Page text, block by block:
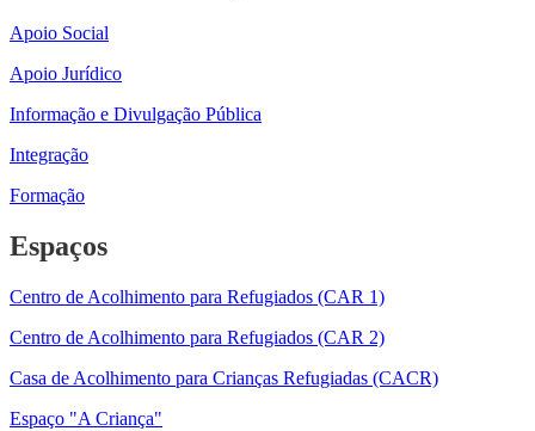
Apoio Social
Apoio Jurídico
Informação e Divulgação Pública
Integração
Formação
Espaços
Centro de Acolhimento para Refugiados (CAR 1)
Centro de Acolhimento para Refugiados (CAR 2)
Casa de Acolhimento para Crianças Refugiadas (CACR)
Espaço "A Criança"